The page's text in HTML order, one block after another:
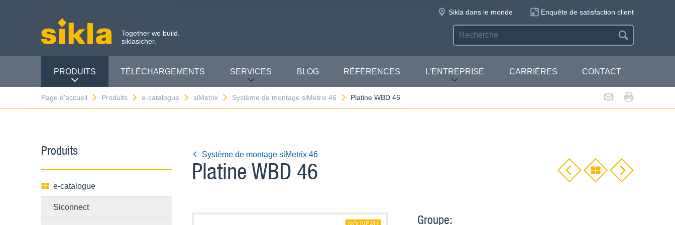
Together we build.
siklasicher.
Sikla dans le monde Enquête de satisfaction client
PRODUITS TÉLÉCHARGEMENTS SERVICES BLOG RÉFÉRENCES L'ENTREPRISE CARRIÈRES CONTACT
Page d'accueil Produits e-catalogue siMetrix Système de montage siMetrix 46 Platine WBD 46
Produits
e-catalogue
Siconnect
Système de montage siMetrix 46
Platine WBD 46
Groupe: